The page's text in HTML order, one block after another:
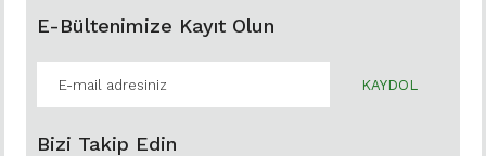
E-Bültenimize Kayıt Olun
KAYDOL
Bizi Takip Edin